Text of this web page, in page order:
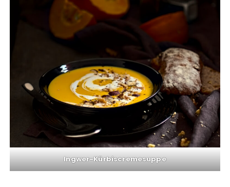
Ingwer-Kürbiscremesuppe